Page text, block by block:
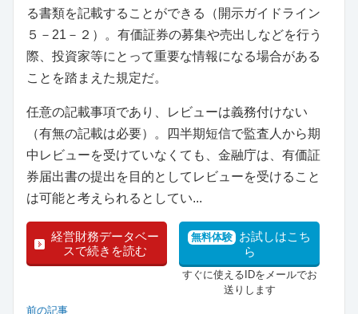
る書類を記載することができる（開示ガイドライン
５－21－２）。有価証券の募集や売出しなどを行う
際、投資家等にとって重要な情報になる場合がある
ことを踏まえた規定だ。
任意の記載事項であり、レビューは義務付けない
（有無の記載は必要）。四半期短信で監査人から期
中レビューを受けていなくても、金融庁は、有価証
券届出書の提出を目的としてレビューを受けること
は可能と考えられるとしてい...
経営財務データベー
スで続きを読む
無料体験 お試しはこち
ら
すぐに使えるIDをメールでお
送りします
前の記事